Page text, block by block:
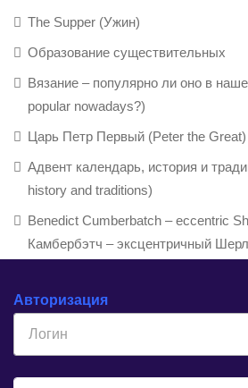
The Supper (Ужин)
Образование существительных
Вязание – популярно ли оно в
popular nowadays?)
Царь Петр Первый (Peter the Great)
Адвент календарь, история и
history and traditions)
Benedict Cumberbatch – eccentric
Камбербэтч – эксцентричный
Авторизация